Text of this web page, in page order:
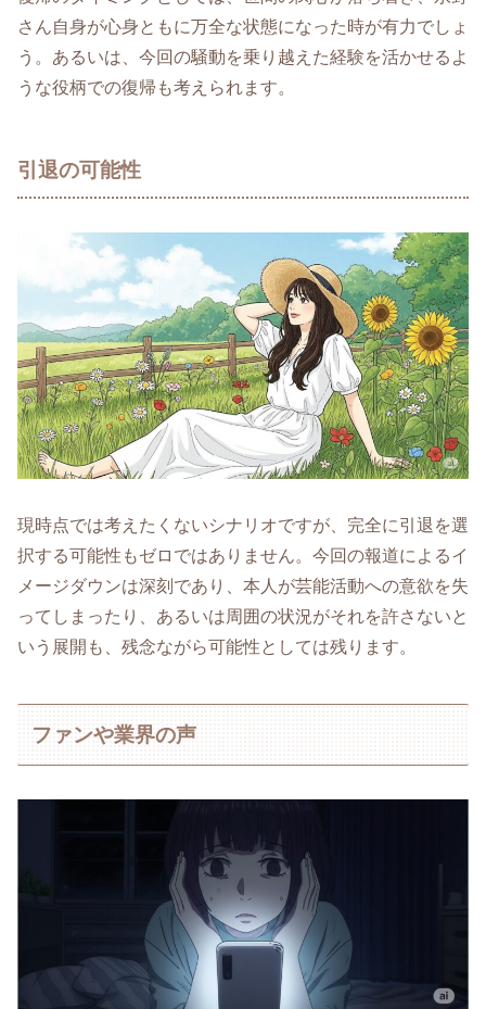
さん自身が心身ともに万全な状態になった時が有力でしょ
う。あるいは、今回の騒動を乗り越えた経験を活かせるよ
うな役柄での復帰も考えられます。
引退の可能性
現時点では考えたくないシナリオですが、完全に引退を選
択する可能性もゼロではありません。今回の報道によるイ
メージダウンは深刻であり、本人が芸能活動への意欲を失
ってしまったり、あるいは周囲の状況がそれを許さないと
いう展開も、残念ながら可能性としては残ります。
ファンや業界の声